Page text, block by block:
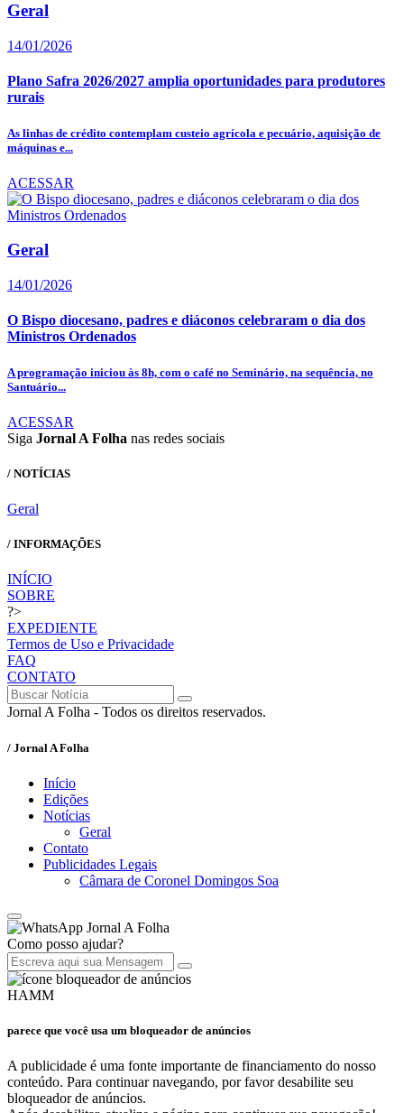
Geral
14/01/2026
Plano Safra 2026/2027 amplia oportunidades para produtores
rurais
As linhas de crédito contemplam custeio agrícola e pecuário, aquisição de
máquinas e...
ACESSAR
Geral
14/01/2026
O Bispo diocesano, padres e diáconos celebraram o dia dos
Ministros Ordenados
A programação iniciou às 8h, com o café no Seminário, na sequência, no
Santuário...
ACESSAR
Siga Jornal A Folha nas redes sociais
/ NOTÍCIAS
Geral
/ INFORMAÇÕES
INÍCIO
SOBRE
?>
EXPEDIENTE
Termos de Uso e Privacidade
FAQ
CONTATO
Jornal A Folha - Todos os direitos reservados.
/ Jornal A Folha
Início
Edições
Notícias
Geral
Contato
Publicidades Legais
Câmara de Coronel Domingos Soa
Jornal A Folha
Como posso ajudar?
HAMM
parece que você usa um bloqueador de anúncios
A publicidade é uma fonte importante de financiamento do nosso
conteúdo. Para continuar navegando, por favor desabilite seu
bloqueador de anúncios.